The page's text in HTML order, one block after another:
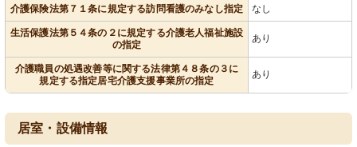
介護保険法第７１条に規定する訪問看護のみなし指定 なし
生活保護法第５４条の２に規定する介護老人福祉施設
の指定
あり
介護職員の処遇改善等に関する法律第４８条の３に
規定する指定居宅介護支援事業所の指定
あり
居室・設備情報